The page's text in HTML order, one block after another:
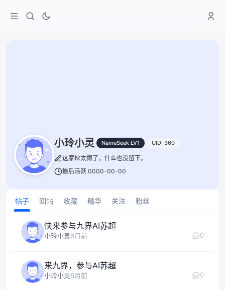
小玲小灵 NameSeek LV1 UID: 360
这家伙太懒了，什么也没留下。
最后活跃 0000-00-00
帖子 回帖 收藏 精华 关注 粉丝
快来参与九界AI苏超
小玲小灵6月前 0
来九界，参与AI苏超
小玲小灵6月前 0